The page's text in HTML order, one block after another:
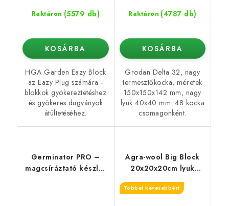
Raktáron (5579 db)
KOSÁRBA
HGA Garden Eazy Block
az Eazy Plug számára -
blokkok gyökereztetéshez
és gyökeres dugványok
átültetéséhez.
Raktáron (4787 db)
KOSÁRBA
Grodan Delta 32, nagy
termesztőkocka, méretek
150x150x142 mm, nagy
lyuk 40x40 mm. 48 kocka
csomagonként.
Germinator PRO –
magcsíráztató készlet
Agra-wool Big Block
20x20x20cm lyuk
Többet kevesebbért